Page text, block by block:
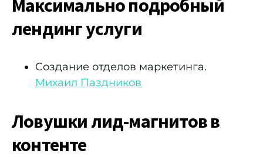
Максимально подробный
лендинг услуги
Cоздание отделов маркетинга.
Михаил Паздников
Ловушки лид-магнитов в
контенте